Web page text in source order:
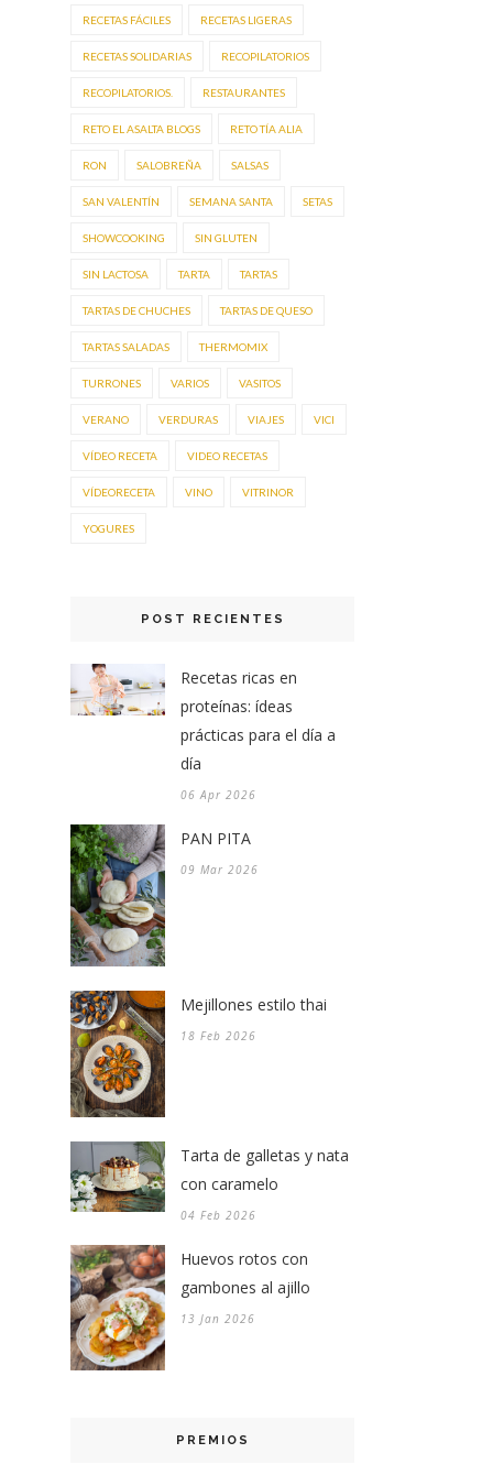
RECETAS FÁCILES RECETAS LIGERAS
RECETAS SOLIDARIAS RECOPILATORIOS
RECOPILATORIOS. RESTAURANTES
RETO EL ASALTA BLOGS RETO TÍA ALIA
RON SALOBREÑA SALSAS
SAN VALENTÍN SEMANA SANTA SETAS
SHOWCOOKING SIN GLUTEN
SIN LACTOSA TARTA TARTAS
TARTAS DE CHUCHES TARTAS DE QUESO
TARTAS SALADAS THERMOMIX
TURRONES VARIOS VASITOS
VERANO VERDURAS VIAJES VICI
VÍDEO RECETA VIDEO RECETAS
VÍDEORECETA VINO VITRINOR
YOGURES
POST RECIENTES
Recetas ricas en
proteínas: ídeas
prácticas para el día a
día
06 Apr 2026
PAN PITA
09 Mar 2026
Mejillones estilo thai
18 Feb 2026
Tarta de galletas y nata
con caramelo
04 Feb 2026
Huevos rotos con
gambones al ajillo
13 Jan 2026
PREMIOS